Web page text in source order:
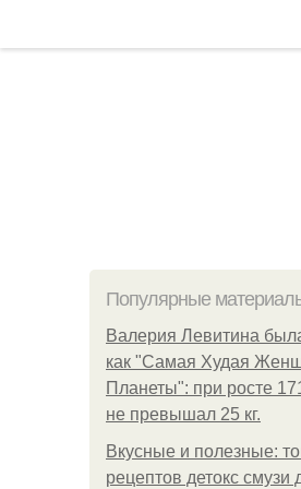
Популярные
Валерия Левитина
как "Самая Худая
Планеты": при росте
не превышал 25 кг.
Вкусные и полезные:
рецептов детокс смузи